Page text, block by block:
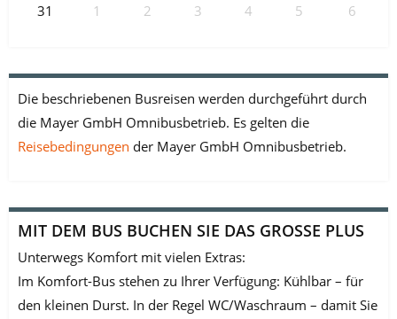
31
1 2 3 4 5 6
Die beschriebenen Busreisen werden durchgeführt durch
die Mayer GmbH Omnibusbetrieb. Es gelten die
Reisebedingungen der Mayer GmbH Omnibusbetrieb.
MIT DEM BUS BUCHEN SIE DAS GROSSE PLUS
Unterwegs Komfort mit vielen Extras:
Im Komfort-Bus stehen zu Ihrer Verfügung: Kühlbar – für
den kleinen Durst. In der Regel WC/Waschraum – damit Sie